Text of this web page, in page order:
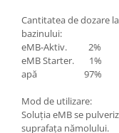
Cantitatea de dozare
bazinului:
eMB-Aktiv.
eMB Starter.
apă
Mod de utilizare:
Soluția eMB se
suprafața nămolului.